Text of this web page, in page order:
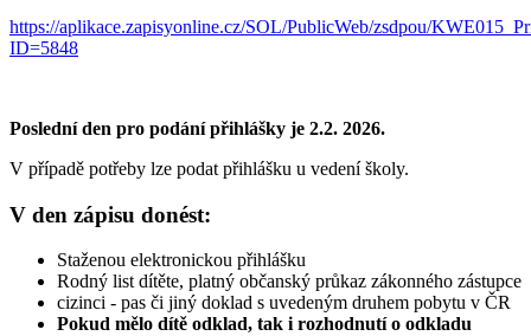
https://aplikace.zapisyonline.cz/SOL/PublicWeb/zsdpou/
ID=5848
Poslední den pro podání přihlášky je 2.2. 2026.
V případě potřeby lze podat přihlášku u vedení školy.
V den zápisu donést:
Staženou elektronickou přihlášku
Rodný list dítěte, platný občanský průkaz zákonného zástupce
cizinci - pas či jiný doklad s uvedeným druhem pobytu v ČR
Pokud mělo dítě odklad, tak i rozhodnutí o odkladu